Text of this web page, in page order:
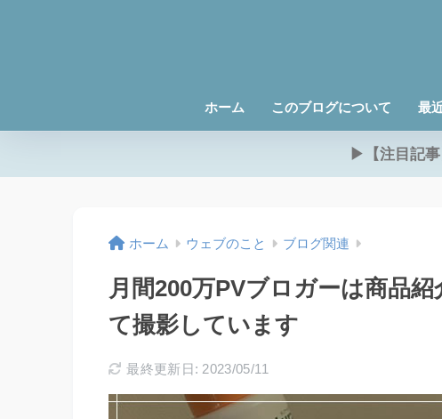
ホーム このブログについて 最
▶【注目記
ホーム ウェブのこと ブログ関連
月間200万PVブロガーは商品
て撮影しています
最終更新日: 2023/05/11